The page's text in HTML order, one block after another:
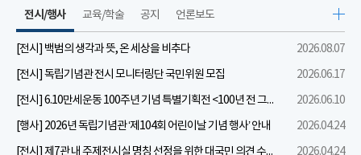
전시/행사
[전시] 백범의 생각과 뜻, 온 세상을 비추다
2026.08.07
[전시] 독립기념관 전시 모니터링단 국민위원 모집
2026.06.17
[전시] 6.10만세운동 100주년 기념 특별기획전 <100년 전 그날을 보다: 6.10만세운동>
2026.06.10
[행사] 2026년 독립기념관 ‘제104회 어린이날 기념 행사’ 안내
2026.04.24
[전시] 제7관 내 주제전시실 명칭 선정을 위한 대국민 의견 수렴 실시
2026.04.24
교육/학술 공지 언론보도